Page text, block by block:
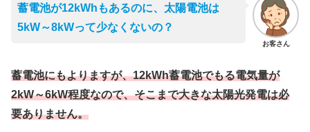
お客さん
蓄電池が12kWhもあるのに、太陽電池は
5kW～8kWって少なくないの？
蓄電池にもよりますが、12kWh蓄電池でもる電気量が
2kW～6kW程度なので、そこまで大きな太陽光発電は必
要ありません。